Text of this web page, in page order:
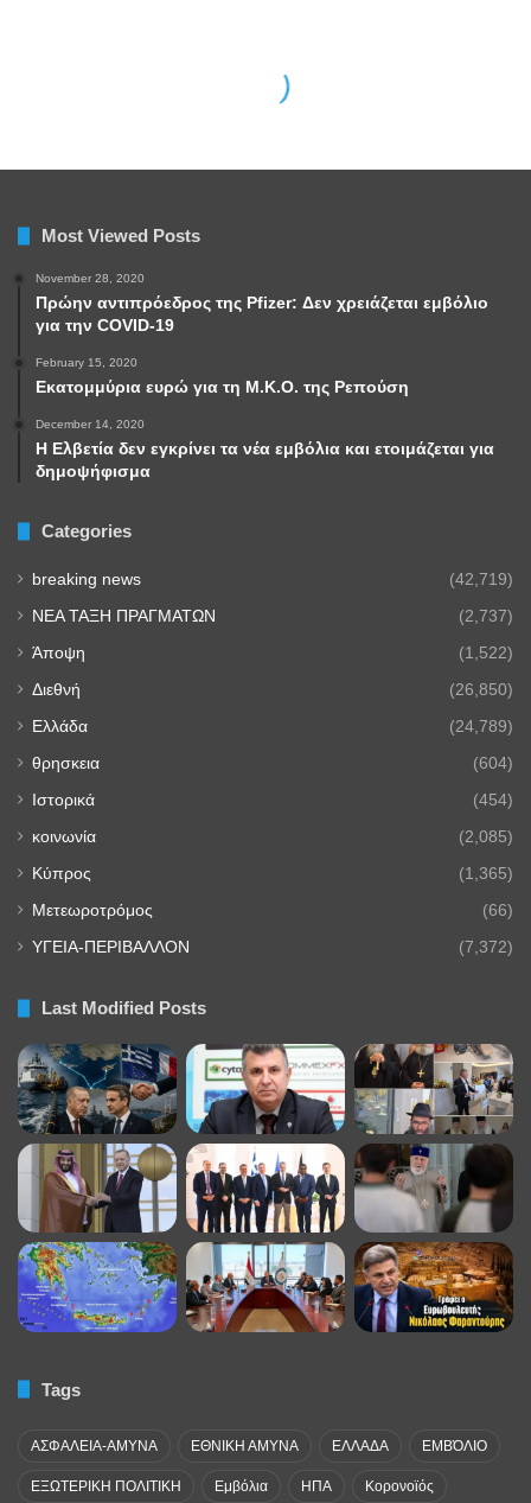
Most Viewed Posts
November 28, 2020
Πρώην αντιπρόεδρος της Pfizer: Δεν χρειάζεται εμβόλιο
για την COVID-19
February 15, 2020
Εκατομμύρια ευρώ για τη Μ.Κ.Ο. της Ρεπούση
December 14, 2020
Η Ελβετία δεν εγκρίνει τα νέα εμβόλια και ετοιμάζεται για
δημοψήφισμα
Categories
breaking news (42,719)
NEA TAΞΗ ΠΡΑΓΜΑΤΩΝ (2,737)
Άποψη (1,522)
Διεθνή (26,850)
Ελλάδα (24,789)
θρησκεια (604)
Ιστορικά (454)
κοινωνία (2,085)
Κύπρος (1,365)
Μετεωροτρόμος (66)
ΥΓΕΙΑ-ΠΕΡΙΒΑΛΛΟΝ (7,372)
Last Modified Posts
Tags
ΑΣΦΑΛΕΙΑ-ΑΜΥΝΑ ΕΘΝΙΚΗ ΑΜΥΝΑ ΕΛΛΑΔΑ ΕΜΒΌΛΙΟ
ΕΞΩΤΕΡΙΚΗ ΠΟΛΙΤΙΚΗ Εμβόλια ΗΠΑ Κορονοϊός